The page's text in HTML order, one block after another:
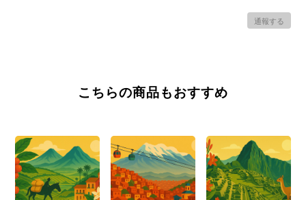
通報する
こちらの商品もおすすめ